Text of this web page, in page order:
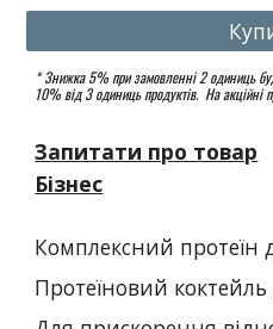
* Знижка 5% при замовленні 2 одиниць
10% від 3 одиниць продуктів. На акційні
Запитати про товар
Бізнес
Комплексний протеїн
Протеїновий